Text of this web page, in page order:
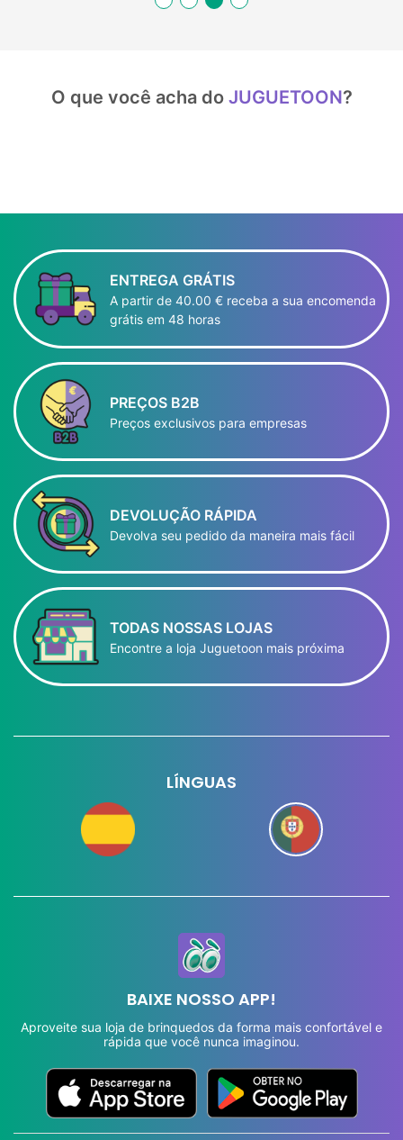
O que você acha do JUGUETOON?
ENTREGA GRÁTIS
A partir de 40.00 € receba a sua encomenda
grátis em 48 horas
PREÇOS B2B
Preços exclusivos para empresas
DEVOLUÇÃO RÁPIDA
Devolva seu pedido da maneira mais fácil
TODAS NOSSAS LOJAS
Encontre a loja Juguetoon mais próxima
LÍNGUAS
BAIXE NOSSO APP!
Aproveite sua loja de brinquedos da forma mais confortável e
rápida que você nunca imaginou.